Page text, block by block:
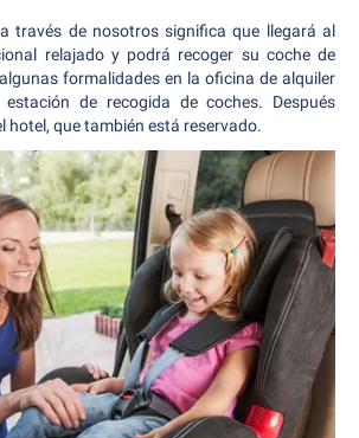
través de nosotros significa que llegará al
relajado y podrá recoger su coche de
formalidades en la oficina de alquiler
de recogida de coches. Después
hotel, que también está reservado.